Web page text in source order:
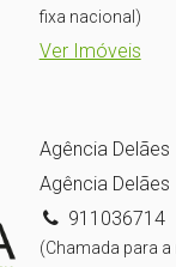
fixa nacional)
Ver Imóveis
Agência Delães
Agência Delães
911036714
(Chamada para